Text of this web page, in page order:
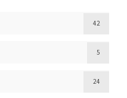
42
5
24